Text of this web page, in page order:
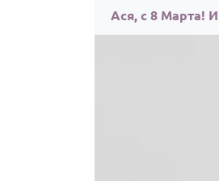
Ася, с 8 Марта!